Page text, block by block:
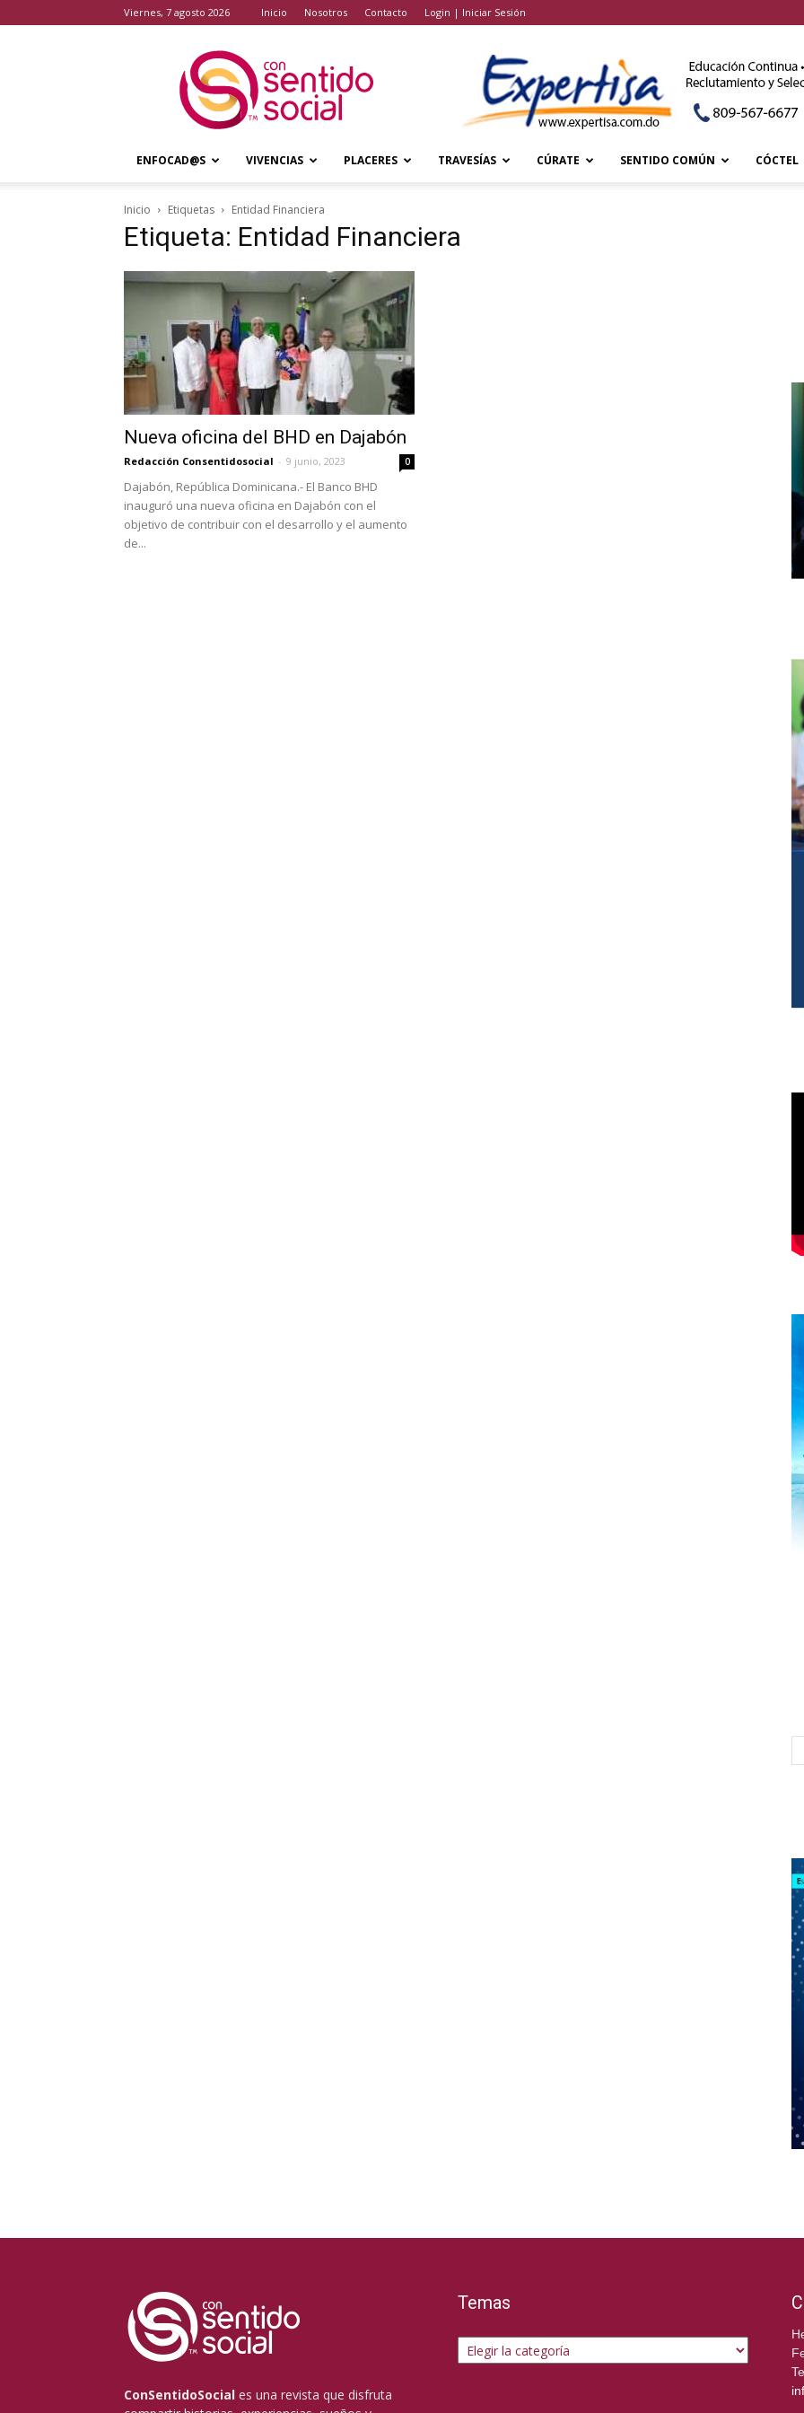
viernes, 7 agosto 2026 Inicio Nosotros Contacto Login | Iniciar Sesión
Sentido
Social
ENFOCAD@S VIVENCIAS PLACERES TRAVESÍAS CÚRATE SENTIDO COMÚN CÓCTEL
Inicio Etiquetas Entidad Financiera
Etiqueta: Entidad Financiera
Nueva oficina del BHD en Dajabón
Redacción Consentidosocial - 9 junio, 2023 0
Dajabón, República Dominicana.- El Banco BHD
inauguró una nueva oficina en Dajabón con el
objetivo de contribuir con el desarrollo y el aumento
de...
ConSentidoSocial es una revista que disfruta
Temas
Temas